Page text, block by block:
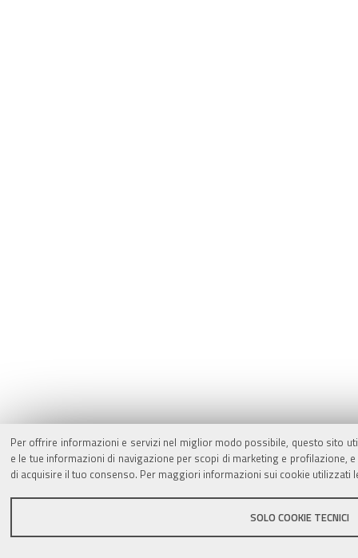
Per offrire informazioni e servizi nel miglior modo possibile, questo sito
e le tue informazioni di navigazione per scopi di marketing e
di acquisire il tuo consenso. Per maggiori informazioni sui cookie utilizzati
SOLO COOKIE TECNICI